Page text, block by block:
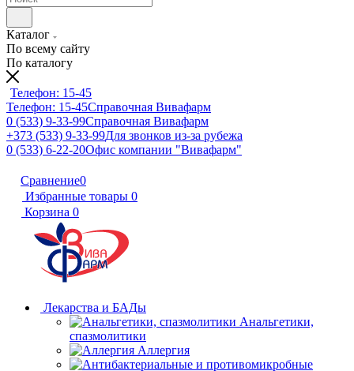
Каталог
По всему сайту
По каталогу
Телефон: 15-45
Телефон: 15-45Справочная Вивафарм
0 (533) 9-33-99Справочная Вивафарм
+373 (533) 9-33-99Для звонков из-за рубежа
0 (533) 6-22-20Офис компании "Вивафарм"
Сравнение0
Избранные товары 0
Корзина 0
Лекарства и БАДы
Анальгетики,
спазмолитики
Аллергия